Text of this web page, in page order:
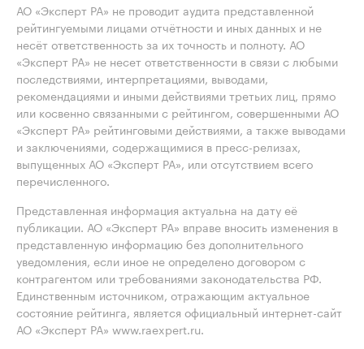
АО «Эксперт РА» не проводит аудита представленной
рейтингуемыми лицами отчётности и иных данных и не
несёт ответственность за их точность и полноту. АО
«Эксперт РА» не несет ответственности в связи с любыми
последствиями, интерпретациями, выводами,
рекомендациями и иными действиями третьих лиц, прямо
или косвенно связанными с рейтингом, совершенными АО
«Эксперт РА» рейтинговыми действиями, а также выводами
и заключениями, содержащимися в пресс-релизах,
выпущенных АО «Эксперт РА», или отсутствием всего
перечисленного.
Представленная информация актуальна на дату её
публикации. АО «Эксперт РА» вправе вносить изменения в
представленную информацию без дополнительного
уведомления, если иное не определено договором с
контрагентом или требованиями законодательства РФ.
Единственным источником, отражающим актуальное
состояние рейтинга, является официальный интернет-сайт
АО «Эксперт РА» www.raexpert.ru.